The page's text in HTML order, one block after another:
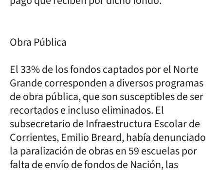
Obra Pública
El 33% de los fondos captados por el Norte
Grande corresponden a diversos programas
de obra pública, que son susceptibles de ser
recortados e incluso eliminados. El
subsecretario de Infraestructura Escolar de
Corrientes, Emilio Breard, había denunciado
la paralización de obras en 59 escuelas por
falta de envío de fondos de Nación, las